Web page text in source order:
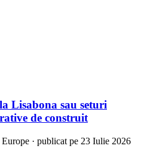
Lisabona sau seturi
de construit
· publicat pe 23 Iulie 2026